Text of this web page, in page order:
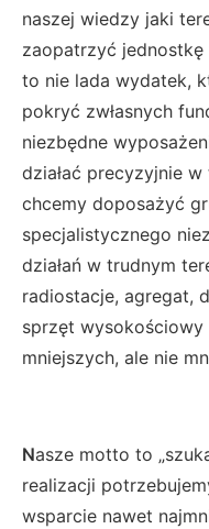
naszej wiedzy jaki
zaopatrzyć jednostkę
to nie lada wydatek,
pokryć zwłasnych
niezbędne
działać precyzyjnie
chcemy doposażyć
specjalistycznego
działań w trudnym
radiostacje, agregat,
sprzęt wysokościowy
mniejszych, ale nie
Nasze motto to
realizacji
wsparcie nawet